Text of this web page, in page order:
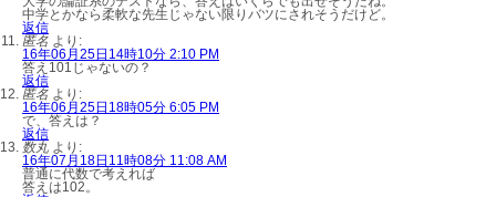
中学とかなら柔軟な先生じゃない限りバツにされそうだけど。
返信
匿名 より:
16年06月25日14時10分 2:10 PM
答え101じゃないの？
返信
匿名 より:
16年06月25日18時05分 6:05 PM
で、答えは？
返信
数丸 より:
16年07月18日11時08分 11:08 AM
普通に代数で考えれば
答えは102。